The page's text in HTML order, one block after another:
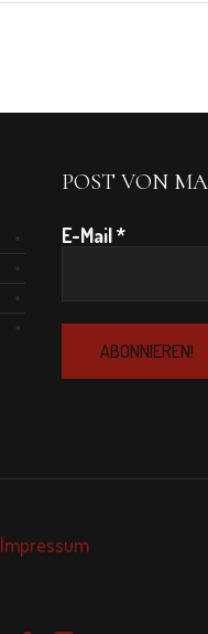
POST VON
E-Mail*
Impressum